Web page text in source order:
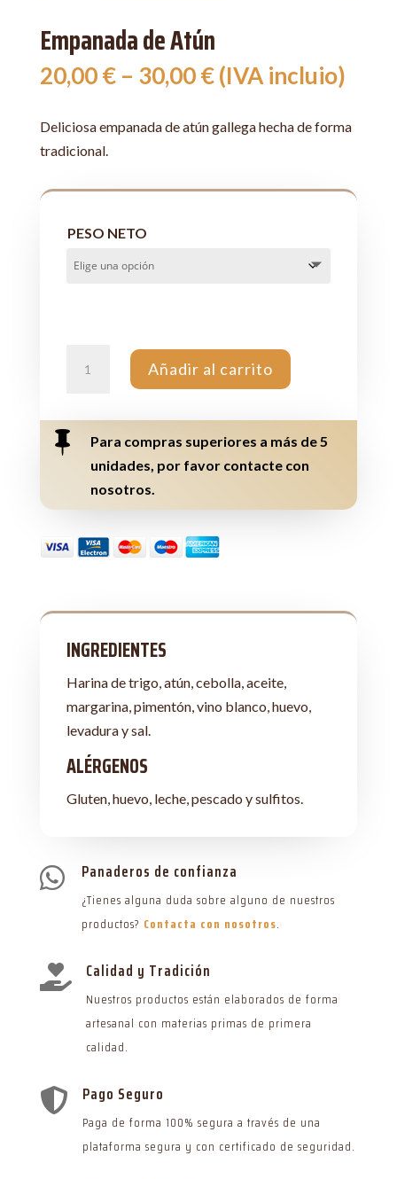
Empanada de Atún
20,00€– 30,00€(IVA incluio)
Deliciosa empanada de atún gallega hecha de forma
tradicional.
PESO NETO
EMPANADA
CANTIDAD
Añadir al carrito

Para compras superiores a más de 5
unidades, por favor contacte con
nosotros.
INGREDIENTES
Harina de trigo, atún, cebolla, aceite,
margarina, pimentón, vino blanco, huevo,
levadura y sal.
ALÉRGENOS
Gluten, huevo, leche, pescado y sulfitos.
 Panaderos de confianza
¿Tienes alguna duda sobre alguno de nuestros
productos? Contacta con nosotros.
 Calidad y Tradición
Nuestros productos están elaborados de forma
artesanal con materias primas de primera
calidad.
 Pago Seguro
Paga de forma 100% segura a través de una
plataforma segura y con certificado de seguridad.